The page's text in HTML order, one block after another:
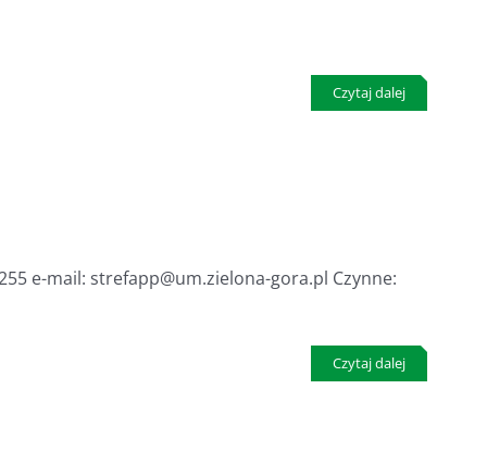
Czytaj dalej
e-mail: strefapp@um.zielona-gora.pl Czynne:
Czytaj dalej